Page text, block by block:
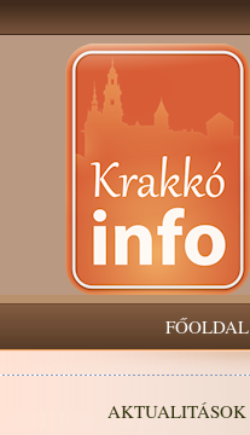
FŐOLDAL
AKTUALITÁSOK